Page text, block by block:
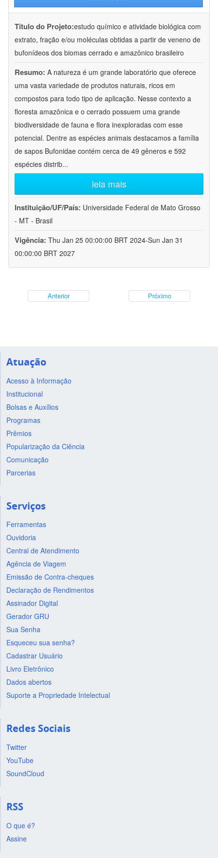
Título do Projeto:estudo químico e atividade biológica com
extrato, fração e/ou moléculas obtidas a partir de veneno de
bufonídeos dos biomas cerrado e amazônico brasileiro
Resumo: A natureza é um grande laboratório que oferece
uma vasta variedade de produtos naturais, ricos em
compostos para todo tipo de aplicação. Nesse contexto a
floresta amazônica e o cerrado possuem uma grande
biodiversidade de fauna e flora inexploradas com esse
potencial. Dentre as espécies animais destacamos a família
de sapos Bufonidae contém cerca de 49 gêneros e 592
espécies distrib...
leia mais
Instituição/UF/País: Universidade Federal de Mato Grosso
- MT - Brasil
Vigência: Thu Jan 25 00:00:00 BRT 2024-Sun Jan 31
00:00:00 BRT 2027
Anterior Próximo
Atuação
Acesso à Informação
Institucional
Bolsas e Auxílios
Programas
Prêmios
Popularização da Ciência
Comunicação
Parcerias
Serviços
Ferramentas
Ouvidoria
Central de Atendimento
Agência de Viagem
Emissão de Contra-cheques
Declaração de Rendimentos
Assinador Digital
Gerador GRU
Sua Senha
Esqueceu sua senha?
Cadastrar Usuário
Livro Eletrônico
Dados abertos
Suporte a Propriedade Intelectual
Redes Sociais
Twitter
YouTube
SoundCloud
RSS
O que é?
Assine